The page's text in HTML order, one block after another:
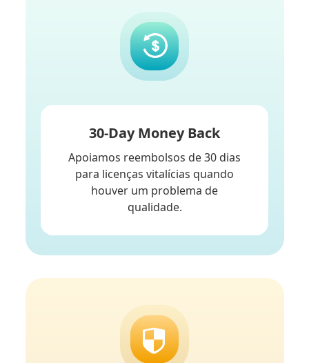
30-Day Money Back
Apoiamos reembolsos de 30 dias
para licenças vitalícias quando
houver um problema de
qualidade.